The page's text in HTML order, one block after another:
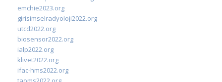
emchie2023.org
girisimselradyoloji2022.org
utcd2022.org
biosensor2022.org
ialp2022.org
klivet2022.org
ifac-hms2022.org